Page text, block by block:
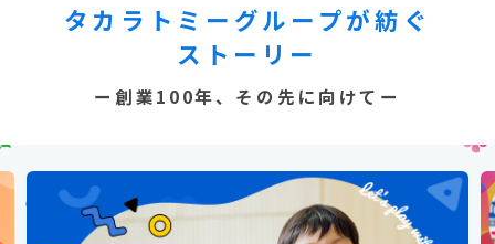
タカラトミーグループが紡ぐ
ストーリー
ー創業100年、その先に向けてー